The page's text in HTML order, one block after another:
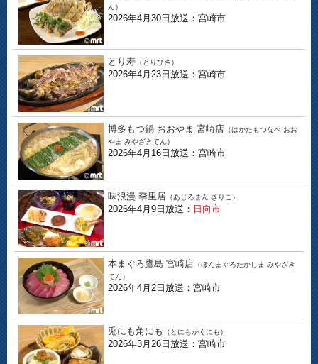
ん）
2026年4月30日放送：宮崎市
とり寿 （とりひさ）
2026年4月23日放送：宮崎市
博多もつ鍋 おおやま 宮崎店 （はかたもつなべ おお
やま みやざきてん）
2026年4月16日放送：宮崎市
味浪漫 季里居 （あじろまん きりこ）
2026年4月9日放送： 日向市
本まぐろ鷹島 宮崎店 （ほんまぐろたかしま みやざき
てん）
2026年4月2日放送：宮崎市
兎にも角にも （とにもかくにも）
2026年3月26日放送：宮崎市